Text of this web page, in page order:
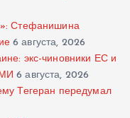
Стефанишина
6 августа, 2026
экс-чиновники ЕС и
6 августа, 2026
Тегеран передумал